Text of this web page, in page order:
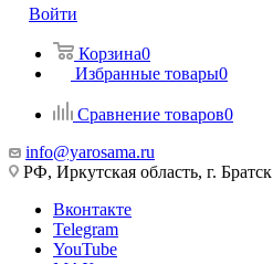
Войти
Корзина0
Избранные товары0
Сравнение товаров0
info@yarosama.ru
РФ, Иркутская область, г. Братск
Вконтакте
Telegram
YouTube